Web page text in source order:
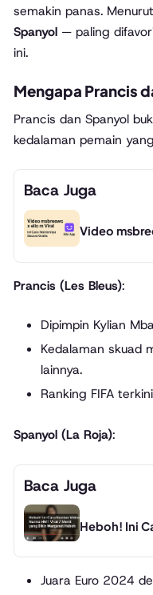
semakin panas.
Spanyol — paling
ini.
Mengapa Prancis
Prancis dan Spanyol
kedalaman pemain
Baca Juga
Video
Prancis (Les Bleus):
Dipimpin Kylian
Kedalaman skuad
lainnya.
Ranking FIFA
Spanyol (La Roja):
Baca Juga
Heboh! Ini
Juara Euro 2024